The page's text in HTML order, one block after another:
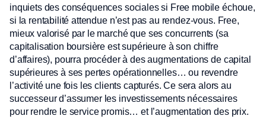
inquiets des conséquences sociales si Free mobile échoue,
si la rentabilité attendue n’est pas au rendez-vous. Free,
mieux valorisé par le marché que ses concurrents (sa
capitalisation boursière est supérieure à son chiffre
d’affaires), pourra procéder à des augmentations de capital
supérieures à ses pertes opérationnelles… ou revendre
l’activité une fois les clients capturés. Ce sera alors au
successeur d’assumer les investissements nécessaires
pour rendre le service promis… et l’augmentation des prix.